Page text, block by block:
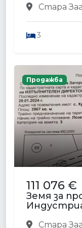
Стара
3
Продажба
111 076 €
Земя за
Стара